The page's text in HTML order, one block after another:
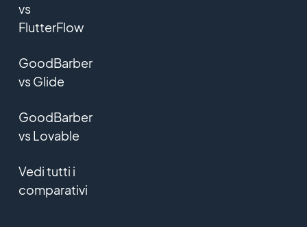
vs
FlutterFlow
GoodBarber
vs Glide
GoodBarber
vs Lovable
Vedi tutti i
comparativi